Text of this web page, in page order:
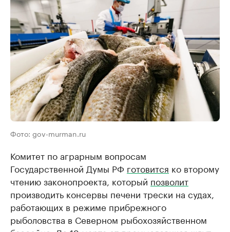
Фото: gov-murman.ru
Комитет по аграрным вопросам
Государственной Думы РФ готовится ко второму
чтению законопроекта, который позволит
производить консервы печени трески на судах,
работающих в режиме прибрежного
рыболовства в Северном рыбохозяйственном